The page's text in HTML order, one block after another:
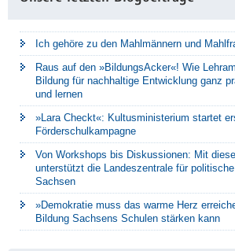
Ich gehöre zu den Mahlmännern und
Raus auf den »BildungsAcker«! Wie
Bildung für nachhaltige Entwicklung ganz
und lernen
»Lara Checkt«: Kultusministerium startet
Förderschulkampagne
Von Workshops bis Diskussionen: Mit
unterstützt die Landeszentrale für
Sachsen
»Demokratie muss das warme Herz
Bildung Sachsens Schulen stärken kann